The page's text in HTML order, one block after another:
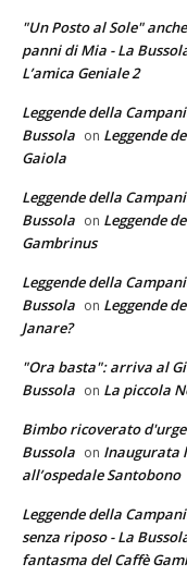
"Un Posto al Sole"
panni di Mia - La
L’amica Geniale 2
Leggende della
Bussola on Leggende
Gaiola
Leggende della
Bussola on Leggende
Gambrinus
Leggende della
Bussola on Leggende
Janare?
"Ora basta": arriva al
Bussola on La piccola
Bimbo ricoverato
Bussola on Inaugurata
all’ospedale Santobono
Leggende della
senza riposo - La
fantasma del Caffè